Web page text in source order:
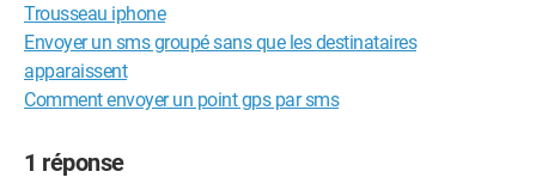
Trousseau iphone
Envoyer un sms groupé sans que les destinataires
apparaissent
Comment envoyer un point gps par sms
1 réponse